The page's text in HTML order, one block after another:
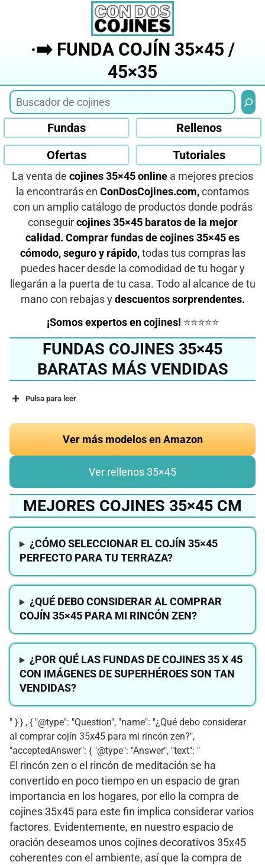
·➡️ FUNDA COJÍN 35×45 /
45×35
Fundas
Rellenos
Ofertas
Tutoriales
La venta de cojines 35×45 online a mejores precios
la encontrarás en ConDosCojines.com, contamos
con un amplio catálogo de productos donde podrás
conseguir cojines 35×45 baratos de la mejor
calidad. Comprar fundas de cojines 35×45 es
cómodo, seguro y rápido,todas tus compras las
puedes hacer desde la comodidad de tu hogar y
llegarán a la puerta de tu casa. Todo al alcance de tu
mano con rebajas y descuentos sorprendentes.
¡Somos expertos en cojines! ⭐⭐⭐⭐⭐
FUNDAS COJINES 35×45
BARATAS MÁS VENDIDAS
Pulsa para leer
Ver más modelos en Amazon
Ver rellenos 35×45
MEJORES COJINES 35×45 CM
¿CÓMO SELECCIONAR EL COJÍN 35×45
PERFECTO PARA TU TERRAZA?
¿QUÉ DEBO CONSIDERAR AL COMPRAR
COJÍN 35×45 PARA MI RINCÓN ZEN?
¿POR QUÉ LAS FUNDAS DE COJINES 35 X 45
CON IMÁGENES DE SUPERHÉROES SON TAN
VENDIDAS?
" } } , { "@type": "Question", "name": "¿Qué debo considerar
al comprar cojín 35x45 para mi rincón zen?",
"acceptedAnswer": { "@type": "Answer", "text": "
El rincón zen o el rincón de meditación se ha
convertido en poco tiempo en un espacio de gran
importancia en los hogares, por ello la compra de
cojines 35x45 para este fin implica considerar varios
factores. Evidentemente, en nuestro espacio de
oración deseamos unos cojines decorativos 35x45
coherentes con el ambiente, así que la compra de